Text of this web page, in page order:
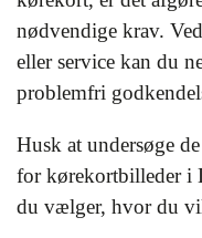
nødvendige krav.
eller service kan du
problemfri
Husk at undersøge
for kørekortbilleder i
du vælger, hvor du